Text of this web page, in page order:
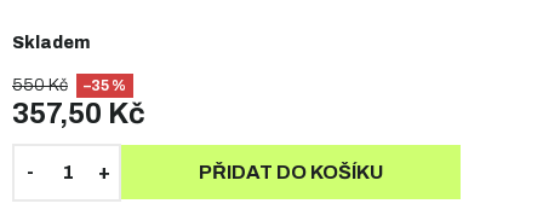
550 Kč –35 %
357,50 Kč
Skladem
PŘIDAT DO KOŠÍKU